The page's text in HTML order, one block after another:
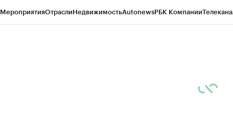
МероприятияОтраслиНедвижимостьAutonewsРБК Компании